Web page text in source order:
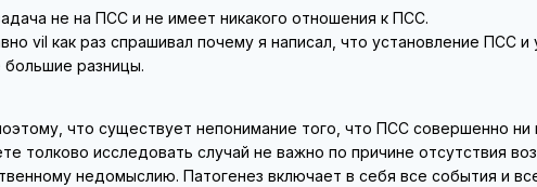
не на ПСС и не имеет никакого отношения к ПСС.
vil как раз спрашивал почему я написал, что установление ПСС и
большие разницы.
что существует непонимание того, что ПСС совершенно ни
толково исследовать случай не важно по причине отсутствия
недомыслию. Патогенез включает в себя все события и